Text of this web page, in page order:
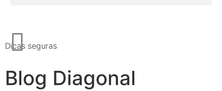
Dicas seguras
Blog Diagonal